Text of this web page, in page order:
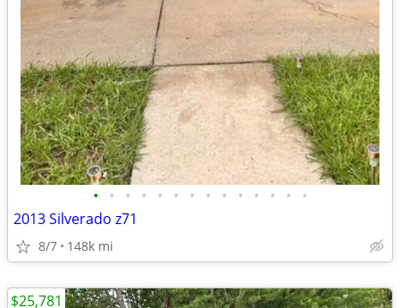
• • • • • • • • • • • • • •
2013 Silverado z71
8/7 148k mi
$25,781